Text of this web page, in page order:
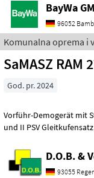
BayWa
96052
Komunalna oprema i
SaMASZ RAM
God. pr. 2024
Vorführ-Demogerät mit Stahl-Schürfleiste 20 mm Anbaurahmen Kat. I
und II PSV Gleitkufensatz Standard
D.O.B. &
93055